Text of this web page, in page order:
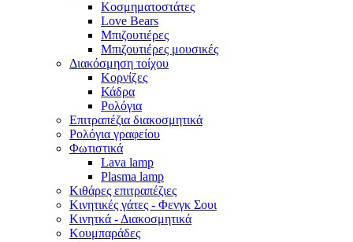
Κοσμηματοστάτες
Love Bears
Μπιζουτιέρες
Μπιζουτιέρες μουσικές
Διακόσμηση τοίχου
Κορνίζες
Κάδρα
Ρολόγια
Επιτραπέζια διακοσμητικά
Ρολόγια γραφείου
Φωτιστικά
Lava lamp
Plasma lamp
Κιθάρες επιτραπέζιες
Κινητικές γάτες - Φενγκ Σουι
Κινητκά - Διακοσμητικά
Κουμπαράδες